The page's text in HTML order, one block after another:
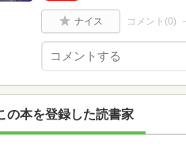
ナイス コメント(0)
の本を登録した読書家